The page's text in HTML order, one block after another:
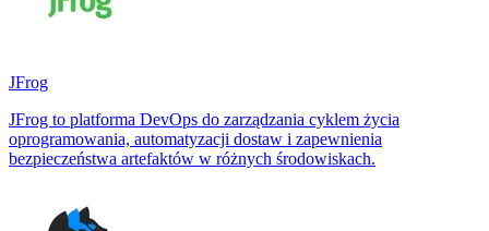
JFrog
JFrog to platforma DevOps do zarządzania cyklem życia
oprogramowania, automatyzacji dostaw i zapewnienia
bezpieczeństwa artefaktów w różnych środowiskach.